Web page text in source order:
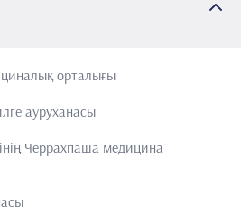
орталығы
ауруханасы
Черрахпаша медицина